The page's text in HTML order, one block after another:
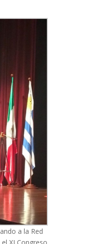
a la Red